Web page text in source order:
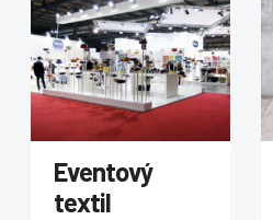
Eventový
textil